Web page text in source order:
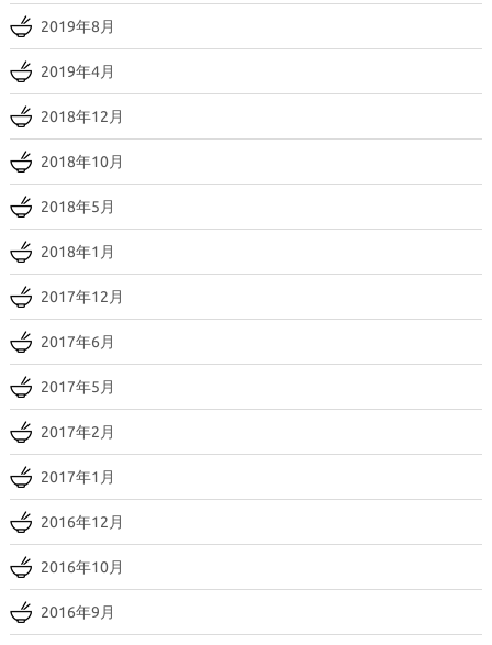
2019年8月
2019年4月
2018年12月
2018年10月
2018年5月
2018年1月
2017年12月
2017年6月
2017年5月
2017年2月
2017年1月
2016年12月
2016年10月
2016年9月